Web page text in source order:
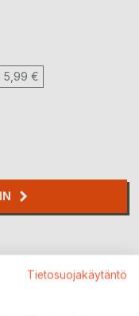
5,99 €
Tietosuojakäytäntö